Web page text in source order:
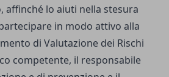
affinché lo aiuti nella stesura
in modo attivo alla
di Valutazione dei Rischi
competente, il responsabile